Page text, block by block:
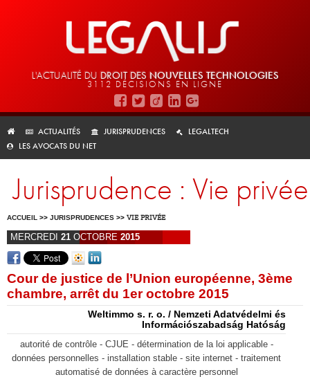
L'ACTUALITÉ DU DROIT DES NOUVELLES TECHNOLOGIES
3112 DÉCISIONS EN LIGNE
ACTUALITÉS JURISPRUDENCES
LEGALTECH
LES AVOCATS DU NET
Jurisprudence : Vie privée
ACCUEIL >> JURISPRUDENCES >> VIE PRIVÉE
MERCREDI 21 OCTOBRE 2015
Cour de justice de l’Union européenne, 3ème
chambre, arrêt du 1er octobre 2015
Weltimmo s. r. o. / Nemzeti Adatvédelmi és
Információszabadság Hatóság
autorité de contrôle - CJUE - détermination de la loi applicable -
données personnelles - installation stable - site internet - traitement
automatisé de données à caractère personnel